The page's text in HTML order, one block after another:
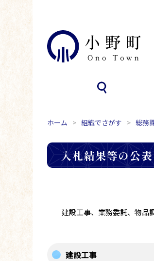
ホーム 組織でさがす 総務
入札結果等の公表
建設工事、業務委託、物
建設工事